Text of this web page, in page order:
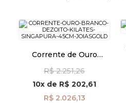
Corrente de Ouro
1,1mm com 45cm
co04880
R$ 2.251,26
10x de R$ 202,61
R$ 2.026,13